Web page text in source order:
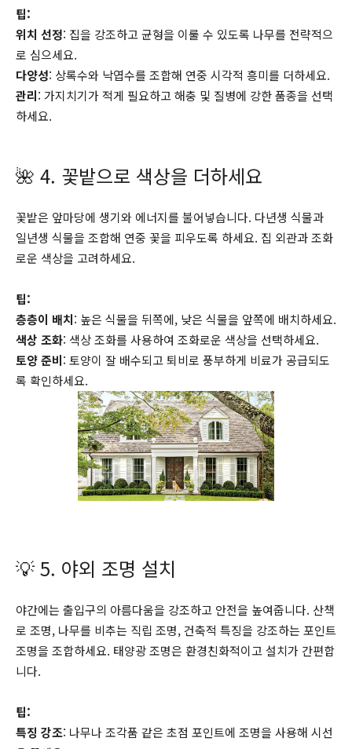
팁:
위치 선정: 집을 강조하고 균형을 이룰 수 있도록 나무를 전략적으
로 심으세요.
다양성: 상록수와 낙엽수를 조합해 연중 시각적 흥미를 더하세요.
관리: 가지치기가 적게 필요하고 해충 및 질병에 강한 품종을 선택
하세요.
🌺 4. 꽃밭으로 색상을 더하세요
꽃밭은 앞마당에 생기와 에너지를 불어넣습니다. 다년생 식물과
일년생 식물을 조합해 연중 꽃을 피우도록 하세요. 집 외관과 조화
로운 색상을 고려하세요.
팁:
층층이 배치: 높은 식물을 뒤쪽에, 낮은 식물을 앞쪽에 배치하세요.
색상 조화: 색상 조화를 사용하여 조화로운 색상을 선택하세요.
토양 준비: 토양이 잘 배수되고 퇴비로 풍부하게 비료가 공급되도
록 확인하세요.
💡 5. 야외 조명 설치
야간에는 출입구의 아름다움을 강조하고 안전을 높여줍니다. 산책
로 조명, 나무를 비추는 직립 조명, 건축적 특징을 강조하는 포인트
조명을 조합하세요. 태양광 조명은 환경친화적이고 설치가 간편합
니다.
팁:
특징 강조: 나무나 조각품 같은 초점 포인트에 조명을 사용해 시선